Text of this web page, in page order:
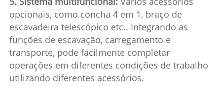
opcionais, como concha 4 em 1, braço de
escavadeira telescópico etc.. Integrando as
funções de escavação, carregamento e
transporte, pode facilmente completar
operações em diferentes condições de trabalho
utilizando diferentes acessórios.